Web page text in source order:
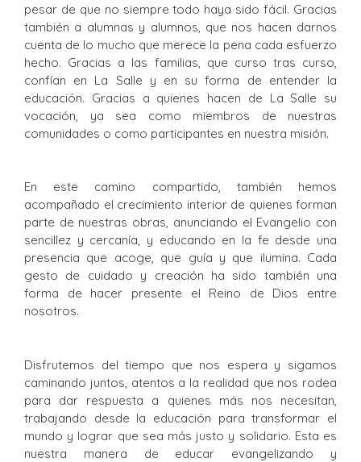
pesar de que no siempre todo haya sido fácil. Gracias
también a alumnas y alumnos, que nos hacen darnos
cuenta de lo mucho que merece la pena cada esfuerzo
hecho. Gracias a las familias, que curso tras curso,
confían en La Salle y en su forma de entender la
educación. Gracias a quienes hacen de La Salle su
vocación, ya sea como miembros de nuestras
comunidades o como participantes en nuestra misión.
En este camino compartido, también hemos
acompañado el crecimiento interior de quienes forman
parte de nuestras obras, anunciando el Evangelio con
sencillez y cercanía, y educando en la fe desde una
presencia que acoge, que guía y que ilumina. Cada
gesto de cuidado y creación ha sido también una
forma de hacer presente el Reino de Dios entre
nosotros.
Disfrutemos del tiempo que nos espera y sigamos
caminando juntos, atentos a la realidad que nos rodea
para dar respuesta a quienes más nos necesitan,
trabajando desde la educación para transformar el
mundo y lograr que sea más justo y solidario. Esta es
nuestra manera de educar evangelizando y